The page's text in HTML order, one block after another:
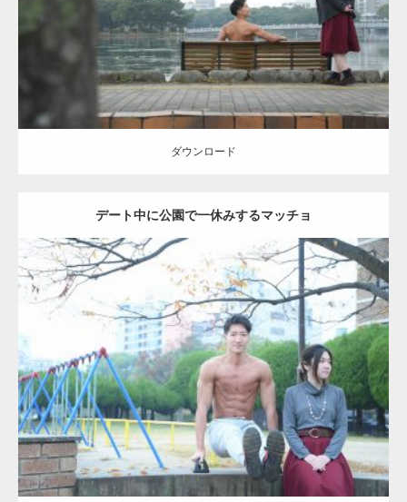
ダウンロード
ダウンロード
デート中に公園で一休みするマッチョ
Update:2021.07.6
Category:公園のマッチョ その他 AKIHITO(細マッチョ) 腹筋
ダウンロード